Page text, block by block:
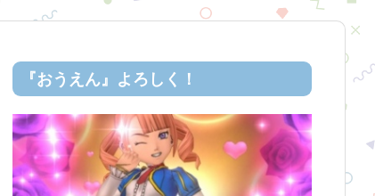
『おうえん』よろしく！